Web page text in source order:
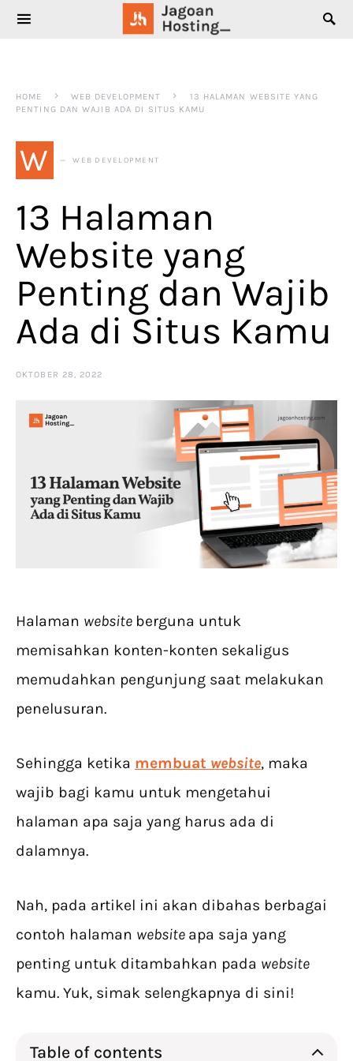
SEARCH FOR:
HOME WEB DEVELOPMENT
13 HALAMAN WEBSITE YANG
PENTING DAN WAJIB ADA DI SITUS KAMU
W WEB DEVELOPMENT
13 Halaman
Website yang
Penting dan Wajib
Ada di Situs Kamu
OKTOBER 28, 2022
Halaman website berguna untuk
memisahkan konten-konten sekaligus
memudahkan pengunjung saat melakukan
penelusuran.
Sehingga ketika membuat website, maka
wajib bagi kamu untuk mengetahui
halaman apa saja yang harus ada di
dalamnya.
Nah, pada artikel ini akan dibahas berbagai
contoh halaman website apa saja yang
penting untuk ditambahkan pada website
kamu. Yuk, simak selengkapnya di sini!
Table of contents